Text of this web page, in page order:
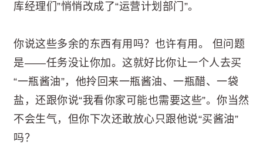
库经理们”悄悄改成了“运营计划部门”。
你说这些多余的东西有用吗？也许有用。 但问题
是——任务没让你加。这就好比你让一个人去买
“一瓶酱油”，他拎回来一瓶酱油、一瓶醋、一袋
盐，还跟你说“我看你家可能也需要这些”。你当然
不会生气，但你下次还敢放心只跟他说“买酱油”
吗？